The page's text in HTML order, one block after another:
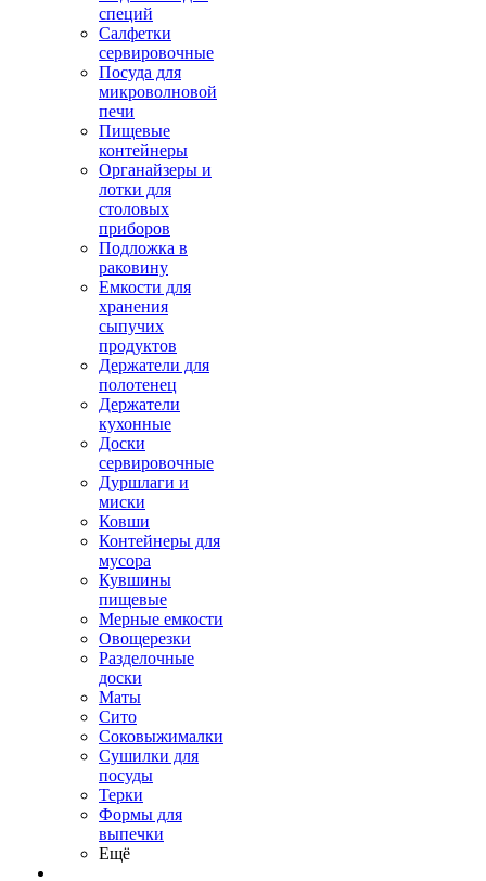
специй
Салфетки
сервировочные
Посуда для
микроволновой
печи
Пищевые
контейнеры
Органайзеры и
лотки для
столовых
приборов
Подложка в
раковину
Емкости для
хранения
сыпучих
продуктов
Держатели для
полотенец
Держатели
кухонные
Доски
сервировочные
Дуршлаги и
миски
Ковши
Контейнеры для
мусора
Кувшины
пищевые
Мерные емкости
Овощерезки
Разделочные
доски
Маты
Сито
Соковыжималки
Сушилки для
посуды
Терки
Формы для
выпечки
Ещё